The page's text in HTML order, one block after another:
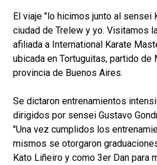
El viaje "lo hicimos junto al sensei
ciudad de Trelew y yo. Visitamos
afiliada a International Karate
ubicada en Tortuguitas, partido de
provincia de Buenos Aires.
Se dictaron entrenamientos
dirigidos por sensei Gustavo
"Una vez cumplidos los
mismos se otorgaron
Kato Liñeiro y como 3er Dan para